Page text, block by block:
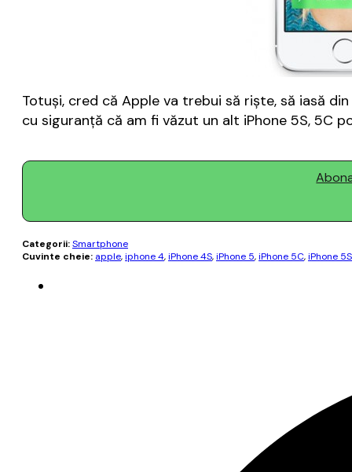
Totuși, cred că Apple va trebui să riște, să iasă
cu siguranță că am fi văzut un alt iPhone 5S, 5C
Categorii:Smartphone
Cuvinte cheie: apple,iphone 4,iPhone 4S,iPhone 5,iPhone 5C,iPhone 5S